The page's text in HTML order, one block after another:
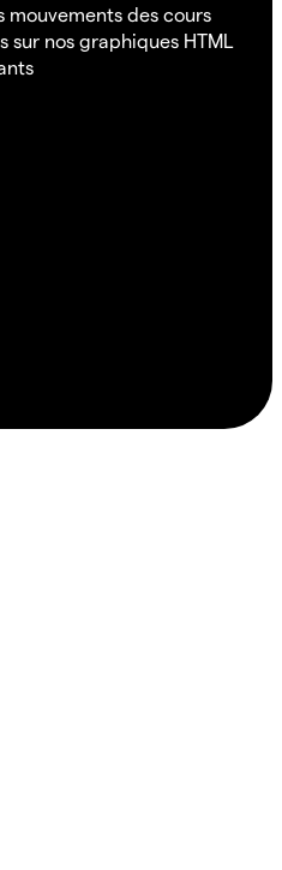
mouvements des cours
sur nos graphiques HTML